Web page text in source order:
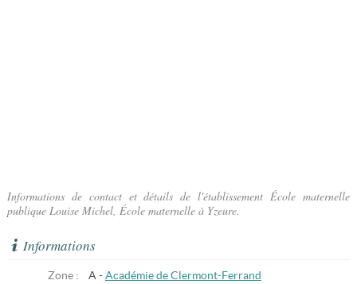
Informations de contact et détails de l'établissement École maternelle
publique Louise Michel, École maternelle à Yzeure.
Informations
Zone : A - Académie de Clermont-Ferrand